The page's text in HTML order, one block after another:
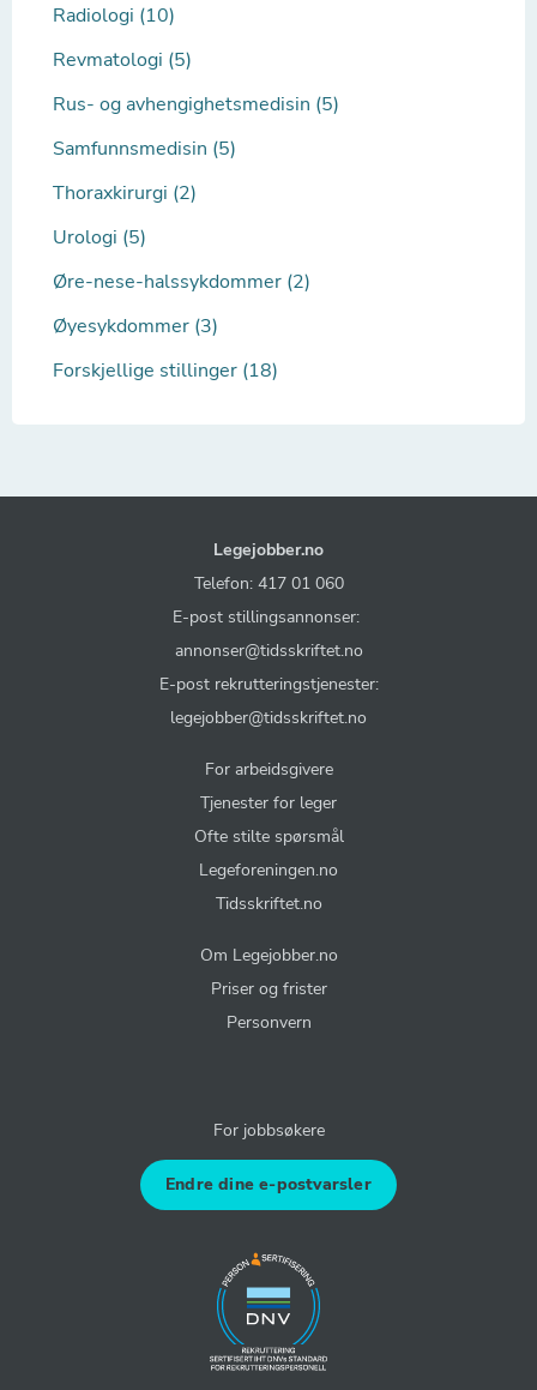
Radiologi (10)
Revmatologi (5)
Rus- og avhengighetsmedisin (5)
Samfunnsmedisin (5)
Thoraxkirurgi (2)
Urologi (5)
Øre-nese-halssykdommer (2)
Øyesykdommer (3)
Forskjellige stillinger (18)
Legejobber.no
Telefon: 417 01 060
E-post stillingsannonser:
annonser@tidsskriftet.no
E-post rekrutteringstjenester:
legejobber@tidsskriftet.no
For arbeidsgivere
Tjenester for leger
Ofte stilte spørsmål
Legeforeningen.no
Tidsskriftet.no
Om Legejobber.no
Priser og frister
Personvern
For jobbsøkere
Endre dine e-postvarsler